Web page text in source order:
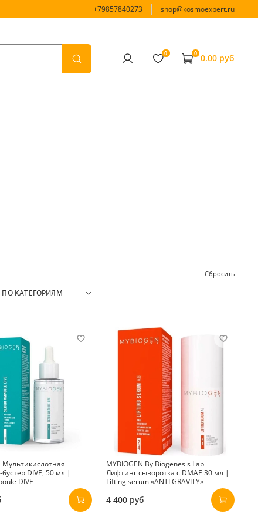
+79857840273 shop@kosmoexpert.ru
0 0 0.00 руб
Сбросить
ПО КАТЕГОРИЯМ
Мультикислотная
DIVE, 50 мл |
DIVE
MYBIOGEN By Biogenesis Lab
Лифтинг сыворотка с DMAE 30 мл |
Lifting serum «ANTI GRAVITY»
4 400 руб